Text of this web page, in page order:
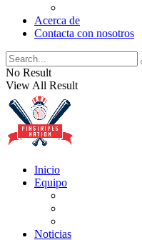
Acerca de
Contacta con nosotros
No Result
View All Result
Inicio
Equipo
Noticias